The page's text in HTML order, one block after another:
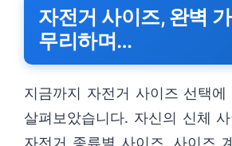
자전거 사이즈, 완벽
무리하며…
지금까지 자전거 사이즈 선택
살펴보았습니다. 자신의 신체
자전거 종류별 사이즈, 사이즈